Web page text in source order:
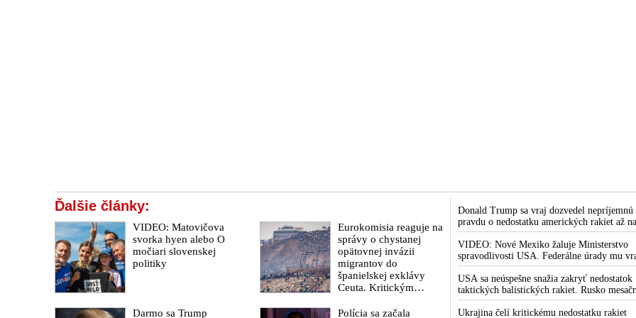
Ďalšie články:
VIDEO: Matovičova
svorka hyen alebo O
močiari slovenskej
politiky
Eurokomisia reaguje na
správy o chystanej
opätovnej invázii
migrantov do
španielskej exklávy
Ceuta. Kritickým
2026
Darmo sa Trump Polícia sa začala
Donald Trump sa vraj dozvedel nepríjemnú
pravdu o nedostatku amerických rakiet až
rokovaní svojej vlády v prezidentskom sídle
Camp David v Marylande, a preto musel
odložiť plánované útoky na Irán. Prezident
USA sa pre to údajne pohádal so šéfom
Pentagónu, lebo bol presvedčený o opaku
VIDEO: Nové Mexiko žaluje Ministerstvo
spravodlivosti USA. Federálne úrady mu
bránia vo vyšetrovaní sexuálnych zločinov
organizátora pedofilnej siete Jeffreyho
Epsteina. Ten mal nariadiť, aby dve
zo zahraničia, ktoré boli uškrtené počas
drsného fetišistického sexu, pochovali v
USA sa neúspešne snažia zakryť nedostatok
taktických balistických rakiet. Rusko
vyprodukuje viac rakiet, než koľko vyrobia
všetci producenti systémov Patriot
Ukrajina čelí kritickému nedostatku rakiet